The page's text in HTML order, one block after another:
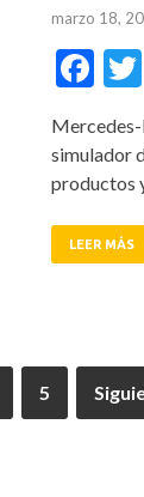
marzo 18,
Mercedes-
simulador
productos
LEER MÁS
5